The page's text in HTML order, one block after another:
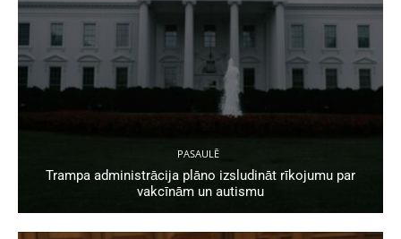
PASAULĒ
Trampa administrācija plāno izsludināt rīkojumu par
vakcīnām un autismu